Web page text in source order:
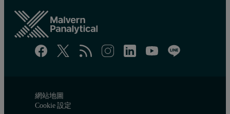
網站地圖
Cookie 設定